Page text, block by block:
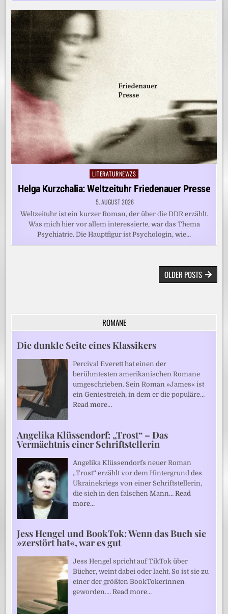
Posted
in
LITERATURNEWZS
Helga Kurzchalia: Weltzeituhr Friedenauer Presse
5. AUGUST 2026
Weltzeituhr ist ein kurzer Roman, der über die DDR erzählt.
Was mich hier vor allem interessierte, war das Thema
Psychiatrie. Die Hauptfigur ist Psychologin, wie…
BEITRAGSNAVIGATIONOLDER POSTS
ROMANE
Die dunkle Seite eines Klassikers
Percival Everett hat einen der
berühmtesten amerikanischen Romane
umgeschrieben. Sein Roman »James« ist
ein Geniestreich, in dem er die populäre…
Read more…
Angelika Klüssendorf: „Trost“ – Das
Vermächtnis einer Schriftstellerin
Angelika Klüssendorfs neuer Roman
„Trost“ erzählt vor dem Hintergrund des
Ukrainekriegs von einer Schriftstellerin,
die sich in den falschen Mann…Read
more…
Jess Hengel und BookTok: Wenn das Buch sie
»zerstört hat«, war es gut
Jess Hengel spricht auf TikTok über
Bücher, weint dabei oder lacht. So ist sie zu
einer der größten BookTokerinnen
geworden.…Read more…